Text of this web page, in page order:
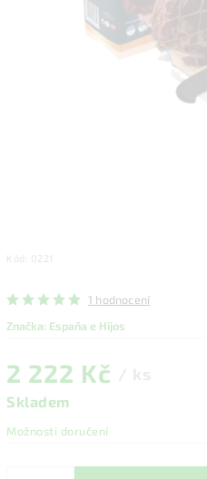
Kód: 0221
1 hodnocení
Značka: Espaňa e Hijos
2 222 Kč
Skladem
Možnosti doručení